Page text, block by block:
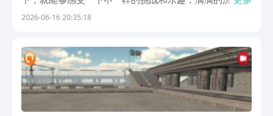
验，还在等什么呢？想要玩这些游戏可以在九游APP下
2026-06-16 20:35:18